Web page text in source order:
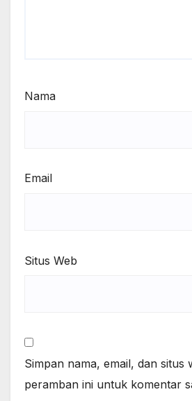
Nama
Email
Situs Web
Simpan nama, email, dan situs
peramban ini untuk komentar